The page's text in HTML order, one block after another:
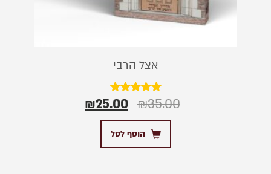
אצל הרבי
דורג
5.00
מתוך 5
₪35.00
₪25.00
הוסף לסל